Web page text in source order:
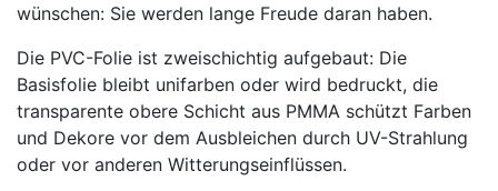
wünschen: Sie werden lange Freude daran haben.
Die PVC-Folie ist zweischichtig aufgebaut: Die
Basisfolie bleibt unifarben oder wird bedruckt, die
transparente obere Schicht aus PMMA schützt Farben
und Dekore vor dem Ausbleichen durch UV-Strahlung
oder vor anderen Witterungseinflüssen.